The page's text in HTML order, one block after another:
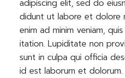
adipiscing elit, sed do
didunt ut labore et dolore
enim ad minim veniam,
itation. Lupiditate non
sunt in culpa qui officia
id est laborum et dolorum.